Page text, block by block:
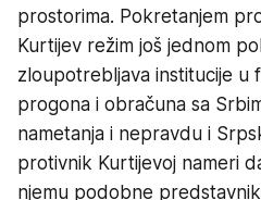
prostorima. Pokretanjem
Kurtijev režim još jednom
zloupotrebljava institucije u
progona i obračuna sa
nametanja i nepravdu i
protivnik Kurtijevoj nameri
njemu podobne